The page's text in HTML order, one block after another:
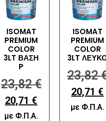
ISOMAT
PREMIUM
COLOR
3LT ΒΑΣΗ
P
23,82€
20,71 €
με Φ.Π.Α.
ISOMAT
PREMIUM
COLOR
3LT
23,82
20,71 €
με Φ.Π.Α.